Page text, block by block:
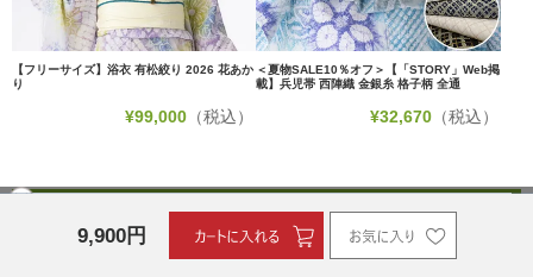
【フリーサイズ】浴衣 有松絞り 2026 花あか
り
¥99,000 （税込）
＜夏物SALE10％オフ＞【「STORY」Web掲
載】兵児帯 西陣織 金銀糸 格子柄 全通
¥32,670（税込）
この商品を見た人は、
こちらの商品もチェックしています！
9,900円